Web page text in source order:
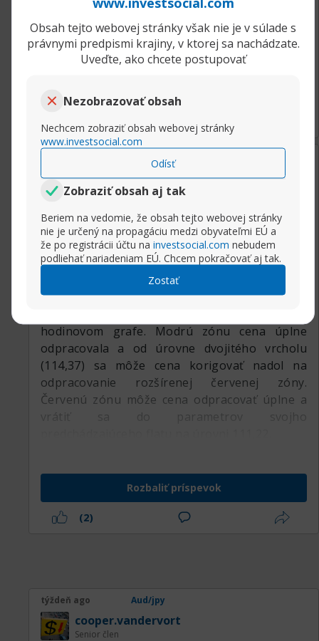
Obsah tejto webovej stránky však nie je v súlade s
právnymi predpismi krajiny, v ktorej sa nachádzate.
Uveďte, ako chcete postupovať
Nezobrazovať obsah
Nechcem zobraziť obsah webovej stránky
www.investsocial.com
Odísť
Zobraziť obsah aj tak
Beriem na vedomie, že obsah tejto webovej stránky
nie je určený na propagáciu medzi obyvateľmi EÚ a
že po registrácii účtu na investsocial.com nebudem
podliehať nariadeniam EÚ. Chcem pokračovať aj tak.
Zostať
cooper.vandervort
Senior člen
hodinovom grafe. Modrú zónu cena úplne
odpracovala a od úrovne dvojitého vrcholu
(114,37) sa môže cena korigovať nadol na
odpracovanie rozšírenej červenej zóny.
Červenú zónu môže cena odpracovať úplne a
vrátiť sa do parametrov svojho
Rozbaliť príspevok
(2)
týždeň ago Aud/jpy
cooper.vandervort
Senior člen